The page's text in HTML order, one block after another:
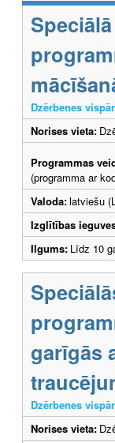
Dzērbenes
Norises vieta:
Programmas
(programma ar
Valoda:latviešu
Izglītības
Ilgums: Līdz 10
garīgās
Dzērbenes
Norises vieta: